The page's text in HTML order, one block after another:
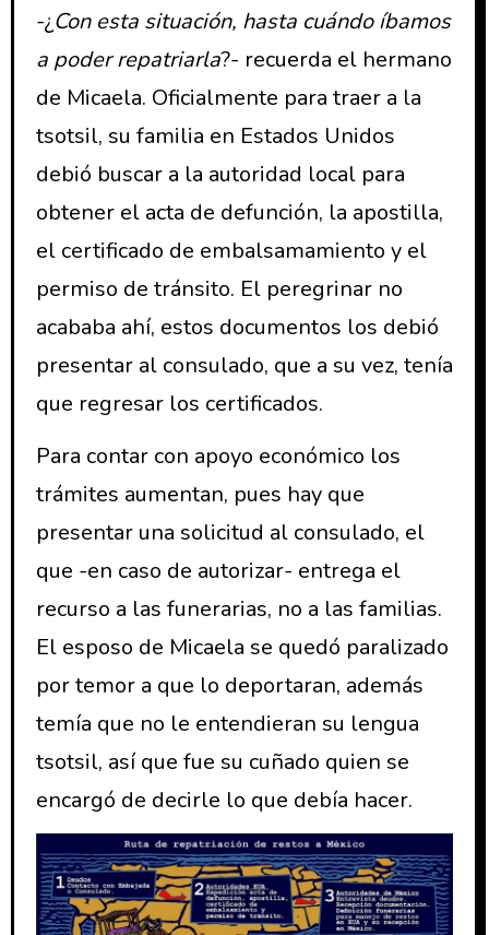
-¿Con esta situación, hasta cuándo íbamos
a poder repatriarla?- recuerda el hermano
de Micaela. Oficialmente para traer a la
tsotsil, su familia en Estados Unidos
debió buscar a la autoridad local para
obtener el acta de defunción, la apostilla,
el certificado de embalsamamiento y el
permiso de tránsito. El peregrinar no
acababa ahí, estos documentos los debió
presentar al consulado, que a su vez, tenía
que regresar los certificados.
Para contar con apoyo económico los
trámites aumentan, pues hay que
presentar una solicitud al consulado, el
que -en caso de autorizar- entrega el
recurso a las funerarias, no a las familias.
El esposo de Micaela se quedó paralizado
por temor a que lo deportaran, además
temía que no le entendieran su lengua
tsotsil, así que fue su cuñado quien se
encargó de decirle lo que debía hacer.